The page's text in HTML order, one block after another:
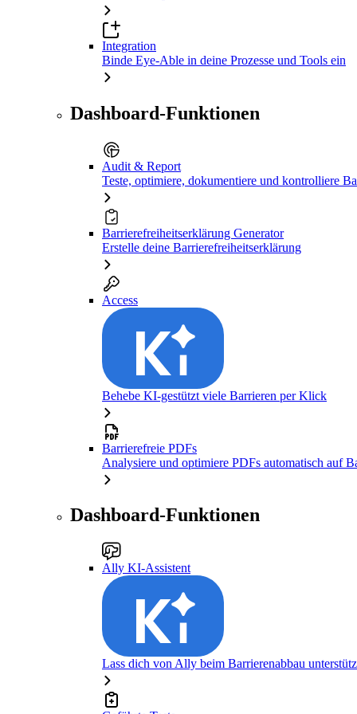
Integration
Binde Eye-Able in deine Prozesse und Tools ein
Dashboard-Funktionen
Audit & Report
Teste, optimiere, dokumentiere und kontrolliere
Barrierefreiheitserklärung Generator
Erstelle deine Barrierefreiheitserklärung
Access
Behebe KI-gestützt viele Barrieren per Klick
Barrierefreie PDFs
Analysiere und optimiere PDFs automatisch auf
Dashboard-Funktionen
Ally KI-Assistent
Lass dich von Ally beim Barrierenabbau